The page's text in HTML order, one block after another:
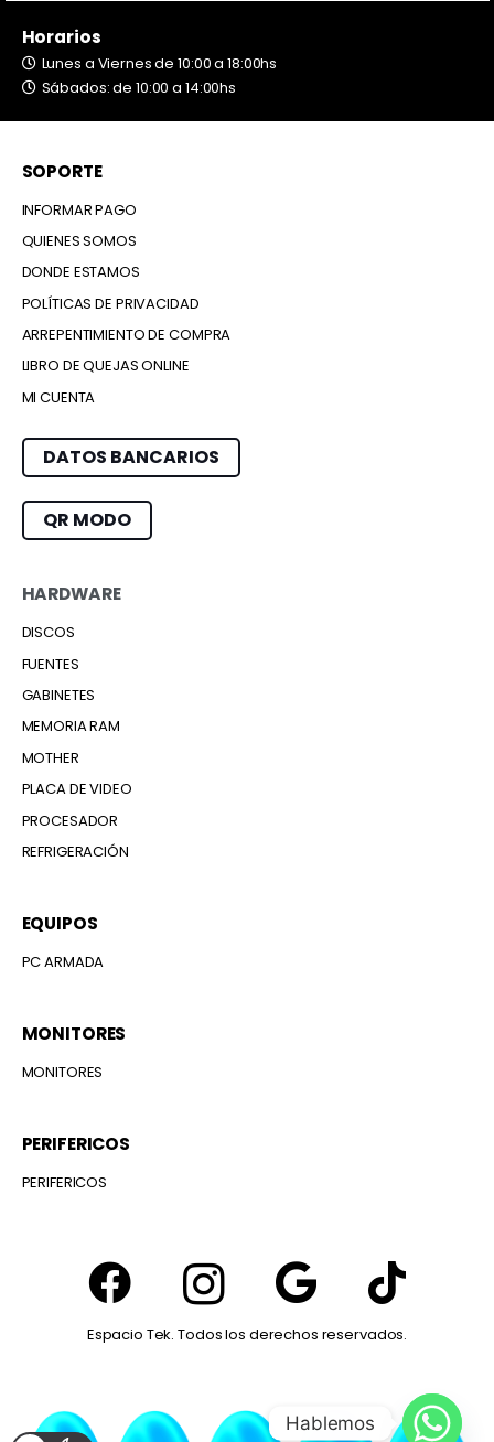
Horarios
Lunes a Viernes de 10:00 a 18:00hs
Sábados: de 10:00 a 14:00hs
SOPORTE
INFORMAR PAGO
QUIENES SOMOS
DONDE ESTAMOS
POLÍTICAS DE PRIVACIDAD
ARREPENTIMIENTO DE COMPRA
LIBRO DE QUEJAS ONLINE
MI CUENTA
DATOS BANCARIOS
QR MODO
HARDWARE
DISCOS
FUENTES
GABINETES
MEMORIA RAM
MOTHER
PLACA DE VIDEO
PROCESADOR
REFRIGERACIÓN
EQUIPOS
PC ARMADA
MONITORES
MONITORES
PERIFERICOS
PERIFERICOS
Espacio Tek. Todos los derechos reservados.
Hablemos